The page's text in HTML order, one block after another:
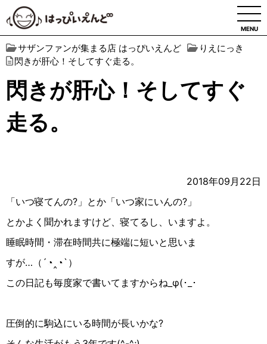
MENU
サザンファンが集まる店 はっぴいえんど
りえにっき
閃きが肝心！そしてすぐ走る。
閃きが肝心！そしてすぐ
走る。
2018年09月22日
「いつ寝てんの?」とか「いつ家にいんの?」
とかよく聞かれますけど、寝てるし、いますよ。
睡眠時間・滞在時間共に極端に短いと思いま
すが…（´◔︎‸◔︎`）
この日記も毎度家で書いてますからね_φ(･_･
圧倒的に駒込にいる時間が長いかな?